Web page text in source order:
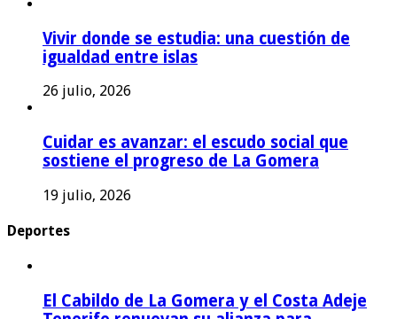
Vivir donde se estudia: una cuestión de
igualdad entre islas
26 julio, 2026
Cuidar es avanzar: el escudo social que
sostiene el progreso de La Gomera
19 julio, 2026
Deportes
El Cabildo de La Gomera y el Costa Adeje